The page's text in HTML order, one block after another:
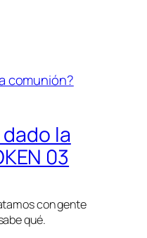
la
03
con gente
qué.